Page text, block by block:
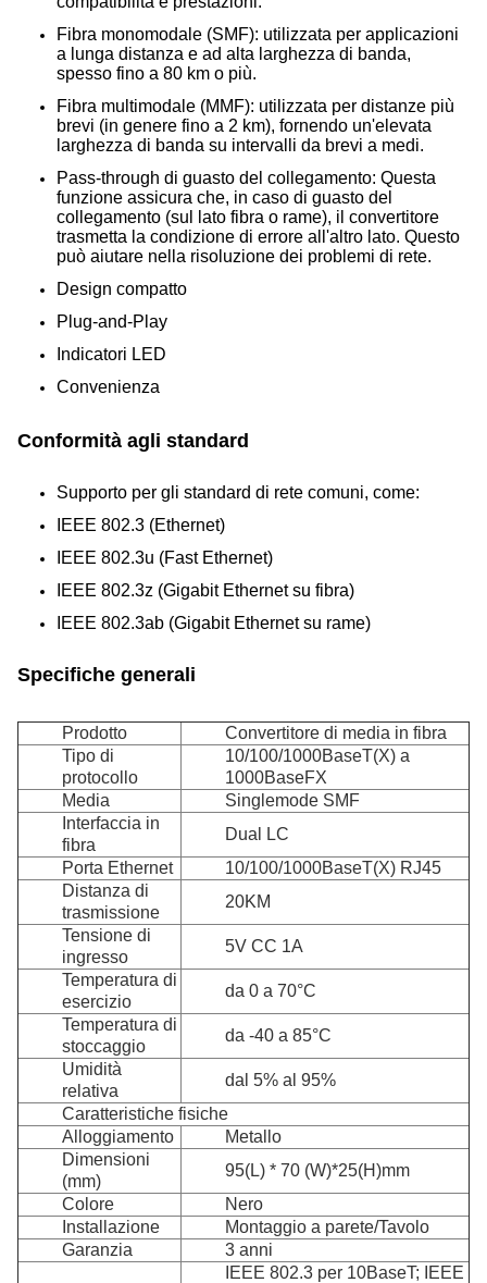
Fibra monomodale (SMF): utilizzata per applicazioni
a lunga distanza e ad alta larghezza di banda,
spesso fino a 80 km o più.
Fibra multimodale (MMF): utilizzata per distanze più
brevi (in genere fino a 2 km), fornendo un'elevata
larghezza di banda su intervalli da brevi a medi.
Pass-through di guasto del collegamento: Questa
funzione assicura che, in caso di guasto del
collegamento (sul lato fibra o rame), il convertitore
trasmetta la condizione di errore all'altro lato. Questo
può aiutare nella risoluzione dei problemi di rete.
Design compatto
Plug-and-Play
Indicatori LED
Convenienza
Conformità agli standard
Supporto per gli standard di rete comuni, come:
IEEE 802.3 (Ethernet)
IEEE 802.3u (Fast Ethernet)
IEEE 802.3z (Gigabit Ethernet su fibra)
IEEE 802.3ab (Gigabit Ethernet su rame)
Specifiche generali
Prodotto
Convertitore di media in fibra
Tipo di
protocollo
10/100/1000BaseT(X) a
1000BaseFX
Media
Singlemode SMF
Interfaccia in
fibra
Dual LC
Porta Ethernet
10/100/1000BaseT(X) RJ45
Distanza di
trasmissione
20KM
Tensione di
ingresso
5V CC 1A
Temperatura di
esercizio
da 0 a 70°C
Temperatura di
stoccaggio
da -40 a 85°C
Umidità
relativa
dal 5% al 95%
Caratteristiche fisiche
Alloggiamento
Metallo
Dimensioni
(mm)
95(L) * 70 (W)*25(H)mm
Colore
Nero
Installazione
Montaggio a parete/Tavolo
Garanzia
3 anni
IEEE 802.3 per 10BaseT; IEEE